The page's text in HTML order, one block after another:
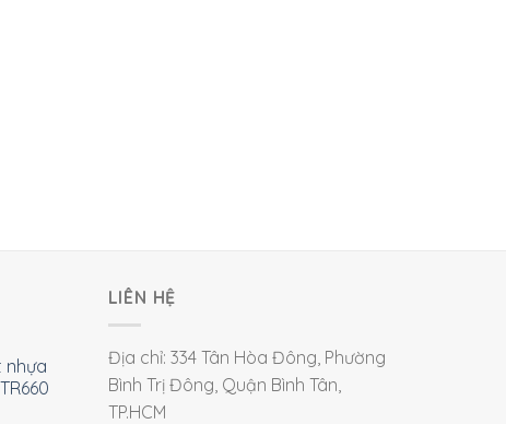
nhựa
LIÊN HỆ
Địa chỉ: 334 Tân Hòa Đông, Phường
Bình Trị Đông, Quận Bình Tân,
TP.HCM